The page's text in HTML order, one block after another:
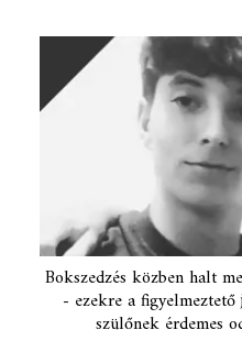
Bokszedzés közben halt
- ezekre a
szülőnek érdemes